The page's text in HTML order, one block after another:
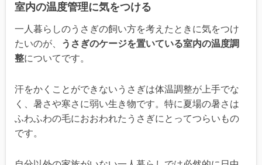
室内の温度管理に気をつける
一人暮らしのうさぎの飼い方を考えたときに気をつけ
たいのが、
うさぎのケージを置いている室内の温度調
整についてです。
汗をかくことができないうさぎは体温調整が上手でな
く、暑さや寒さに弱い生き物です。特に夏場の暑さは
ふわふわの毛におおわれたうさぎにとってつらいもの
です。